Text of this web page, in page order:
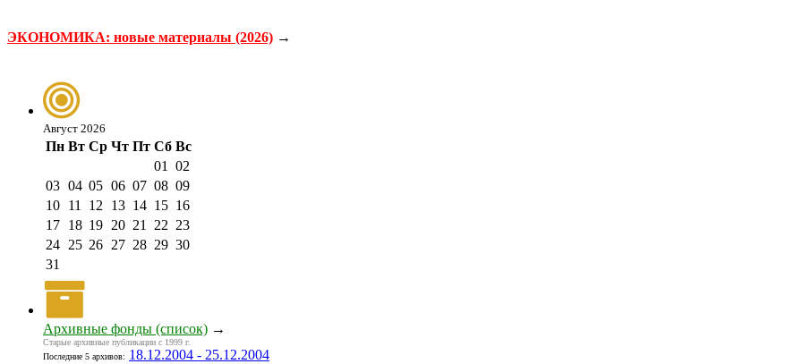
ЭКОНОМИКА: новые материалы (2026) →
Август 2026
Пн Вт Ср Чт Пт Сб Вс
01
02
03 04 05 06 07 08 09
10 11 12 13 14 15 16
17 18 19 20 21 22 23
24 25 26 27 28 29 30
31
Архивные фонды (список) →
Старые архивные публикации с 1999 г.
Последние 5 архивов: 18.12.2004 - 25.12.2004